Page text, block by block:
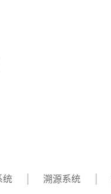
统 溯源系统